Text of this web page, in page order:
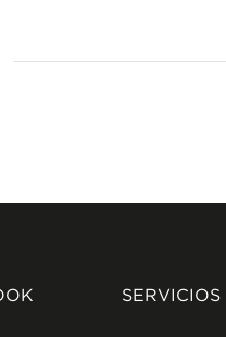
SERVICIOS